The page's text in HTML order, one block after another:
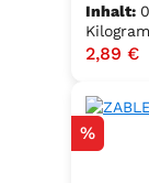
Inhalt:
2,89 €
Rabatt
%